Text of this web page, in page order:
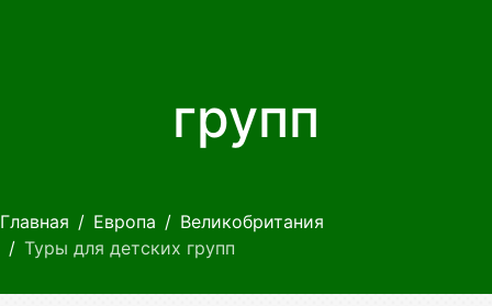
групп
Главная Европа
Великобритания
Туры для детских групп